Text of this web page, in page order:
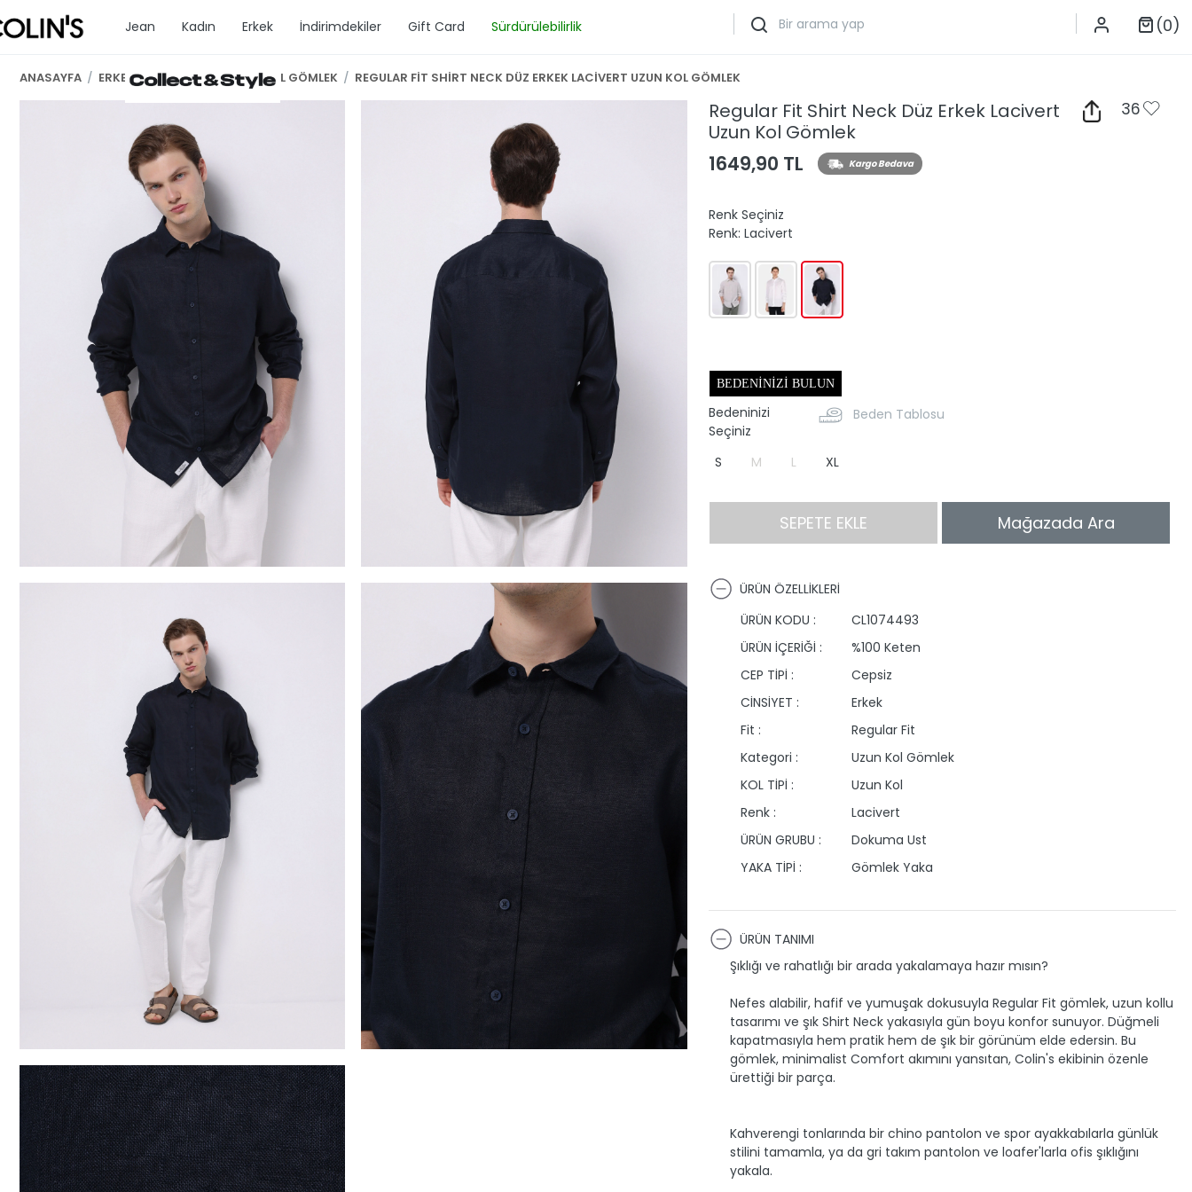
Jean Kadın Erkek İndirimdekiler Gift Card Sürdürülebilirlik (0)
ANASAYFA / ERKEK GİYİM / ERKEK UZUN KOL GÖMLEK / REGULAR FİT SHİRT NECK DÜZ ERKEK LACİVERT UZUN KOL GÖMLEK
Regular Fit Shirt Neck Düz Erkek Lacivert
Uzun Kol Gömlek
36
1649,90 TL Kargo Bedava
Renk Seçiniz
Renk: Lacivert
BEDENINIZI BULUN
Bedeninizi
Seçiniz
Beden Tablosu
S M L XL
SEPETE EKLE Mağazada Ara
ÜRÜN ÖZELLİKLERİ
ÜRÜN KODU :
CL1074493
ÜRÜN İÇERİĞİ :
%100 Keten
CEP TİPİ :
Cepsiz
CİNSİYET :
Erkek
Fit :
Regular Fit
Kategori :
Uzun Kol Gömlek
KOL TİPİ :
Uzun Kol
Renk :
Lacivert
ÜRÜN GRUBU :
Dokuma Ust
YAKA TİPİ :
Gömlek Yaka
ÜRÜN TANIMI
Şıklığı ve rahatlığı bir arada yakalamaya hazır mısın?
Nefes alabilir, hafif ve yumuşak dokusuyla Regular Fit gömlek, uzun kollu
tasarımı ve şık Shirt Neck yakasıyla gün boyu konfor sunuyor. Düğmeli
kapatmasıyla hem pratik hem de şık bir görünüm elde edersin. Bu
gömlek, minimalist Comfort akımını yansıtan, Colin's ekibinin özenle
ürettiği bir parça.
Kahverengi tonlarında bir chino pantolon ve spor ayakkabılarla günlük
stilini tamamla, ya da gri takım pantolon ve loafer'larla ofis şıklığını
yakala.